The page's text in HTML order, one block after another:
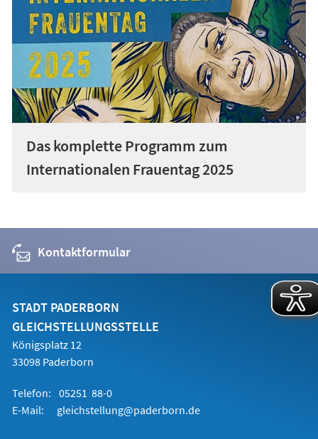
Das komplette Programm zum
Internationalen Frauentag 2025
Kontaktformular
STADT PADERBORN
GLEICHSTELLUNGSSTELLE
Königsplatz 12
33098 Paderborn
Telefon: 05251 88-0
E-Mail:
gleichstellung@paderborn.de